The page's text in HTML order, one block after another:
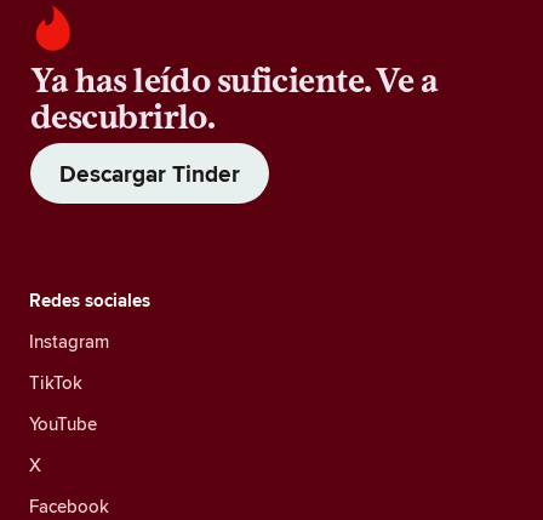
Ya has leído suficiente. Ve a
descubrirlo.
Descargar Tinder
Redes sociales
Instagram
TikTok
YouTube
X
Facebook